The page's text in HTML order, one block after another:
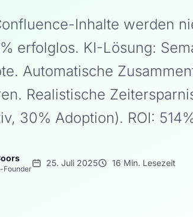
Inhalte werden
erfolglos. KI-Lösung:
Automatische
Realistische
30% Adoption). ROI:
Founder
25. Juli 2025 16 Min. Lesezeit